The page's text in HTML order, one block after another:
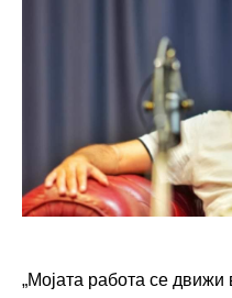
„Мојата работа се